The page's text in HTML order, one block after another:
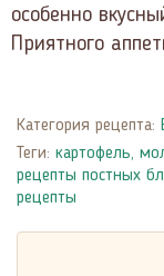
особенно
Приятного
Категория рецепта:
Теги: картофель,
рецепты постных
рецепты